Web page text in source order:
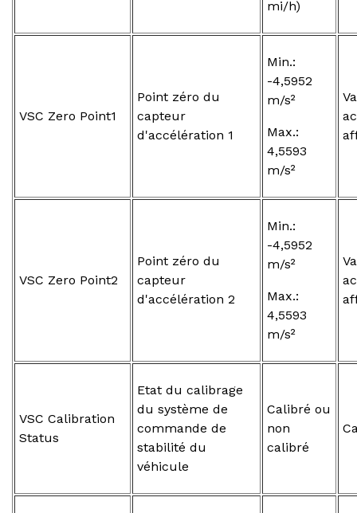
mi/h)
VSC Zero Point1
Point zéro du
capteur
d'accélération 1
Min.:
-4,5952
m/s²
Max.:
4,5593
m/s²
VSC Zero Point2
Point zéro du
capteur
d'accélération 2
Min.:
-4,5952
m/s²
Max.:
4,5593
m/s²
VSC Calibration
Status
Etat du calibrage
du système de
commande de
stabilité du
véhicule
Calibré ou
non
calibré